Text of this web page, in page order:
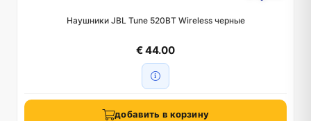
Наушники JBL Tune 520BT Wireless черные
€ 44.00
добавить в корзину